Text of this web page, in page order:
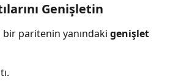
Genişletin
paritenin yanındaki genişlet